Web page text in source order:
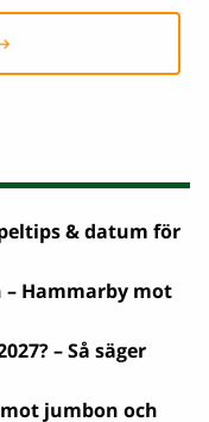
& datum för
– Hammarby mot
– Så säger
jumbon och